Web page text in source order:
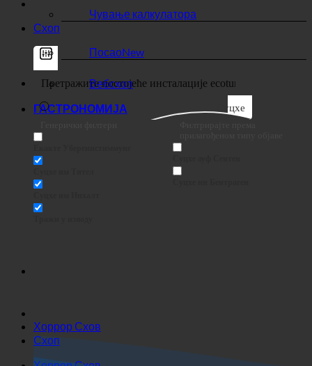
Схоп
Суцхе
Генерички филтери
Екакте Убереинстиммунг
Суцхе им Тител
Суцхе им Инхалт
прилагођеном типу објаве
Суцхе ауф Сеитен
Хоррор Схов
Схоп
Чување калкулатора
Посао
Вебсхоп
ГАСТРОНОМИЈА